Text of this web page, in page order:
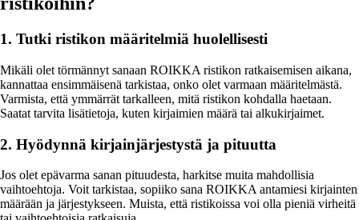
1. Tutki ristikon määritelmiä huolellisesti
Mikäli olet törmännyt sanaan ROIKKA ristikon ratkaisemisen aikana,
kannattaa ensimmäisenä tarkistaa, onko olet varmaan määritelmästä.
Varmista, että ymmärrät tarkalleen, mitä ristikon kohdalla haetaan.
Saatat tarvita lisätietoja, kuten kirjaimien määrä tai alkukirjaimet.
2. Hyödynnä kirjainjärjestystä ja pituutta
Jos olet epävarma sanan pituudesta, harkitse muita mahdollisia
vaihtoehtoja. Voit tarkistaa, sopiiko sana ROIKKA antamiesi kirjainten
määrään ja järjestykseen. Muista, että ristikoissa voi olla pieniä virheitä